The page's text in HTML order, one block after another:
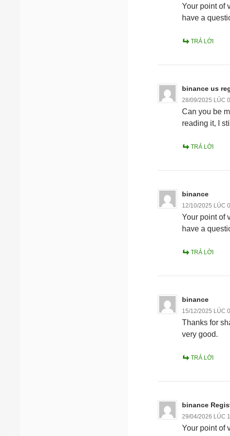
Your point of
have a
TRẢ LỜI
binance us
28/09/2025 LÚC
Can you be
reading it, I
TRẢ LỜI
binance
12/10/2025 LÚC
Your point of
have a
TRẢ LỜI
binance
15/12/2025 LÚC
Thanks for
very good.
TRẢ LỜI
binance
29/04/2026 LÚC
Your point of